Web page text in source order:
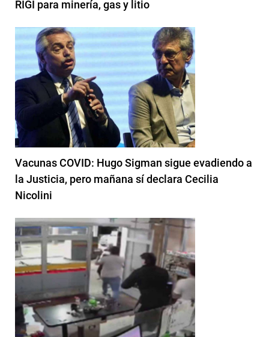
RIGI para minería, gas y litio
Vacunas COVID: Hugo Sigman sigue evadiendo a
la Justicia, pero mañana sí declara Cecilia
Nicolini